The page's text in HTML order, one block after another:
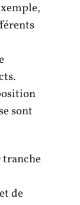
sont
tranche
de